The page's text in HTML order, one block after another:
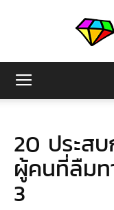
20 ประส
ผู้คนที่ลืม
3